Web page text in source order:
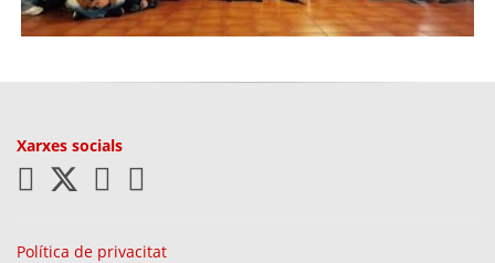
Xarxes socials
Política de privacitat